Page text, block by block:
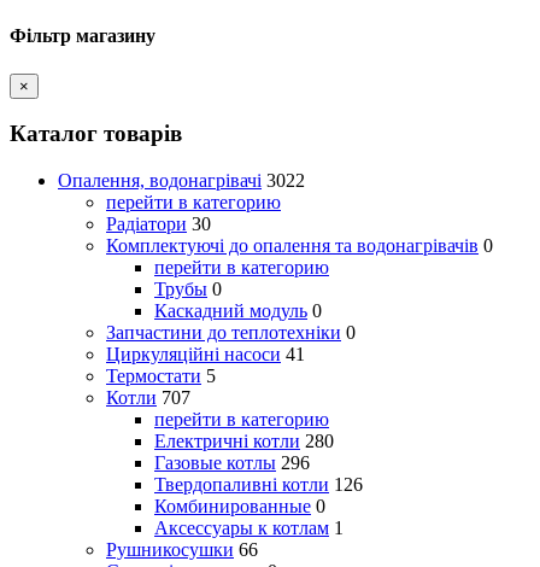
Фільтр магазину
×
Каталог товарів
Опалення, водонагрівачі 3022
перейти в категорию
Радіатори 30
Комплектуючі до опалення та водонагрівачів 0
перейти в категорию
Трубы 0
Каскадний модуль 0
Запчастини до теплотехніки 0
Циркуляційні насоси 41
Термостати 5
Котли 707
перейти в категорию
Електричні котли 280
Газовые котлы 296
Твердопаливні котли 126
Комбинированные 0
Аксессуары к котлам 1
Рушникосушки 66